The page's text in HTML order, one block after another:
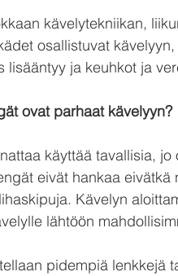
kävelytekniikan,
osallistuvat
lisääntyy ja keuhkot ja
ovat parhaat kävelyyn?
käyttää tavallisia,
eivät hankaa
Kävelyn
lähtöön
pidempiä lenkkejä